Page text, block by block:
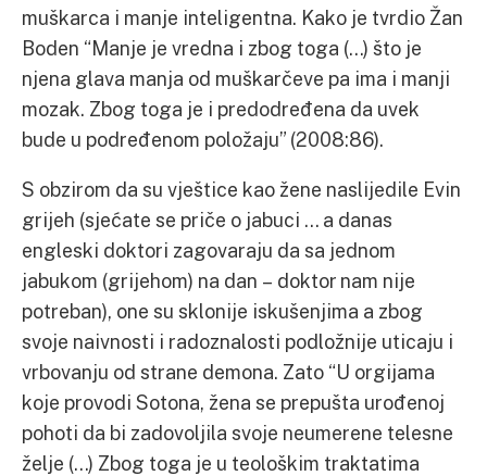
muškarca i manje inteligentna. Kako je tvrdio Žan
Boden “Manje je vredna i zbog toga (…) što je
njena glava manja od muškarčeve pa ima i manji
mozak. Zbog toga je i predodređena da uvek
bude u podređenom položaju” (2008:86).
S obzirom da su vještice kao žene naslijedile Evin
grijeh (sjećate se priče o jabuci … a danas
engleski doktori zagovaraju da sa jednom
jabukom (grijehom) na dan – doktor nam nije
potreban), one su sklonije iskušenjima a zbog
svoje naivnosti i radoznalosti podložnije uticaju i
vrbovanju od strane demona. Zato “U orgijama
koje provodi Sotona, žena se prepušta urođenoj
pohoti da bi zadovoljila svoje neumerene telesne
želje (…) Zbog toga je u teološkim traktatima